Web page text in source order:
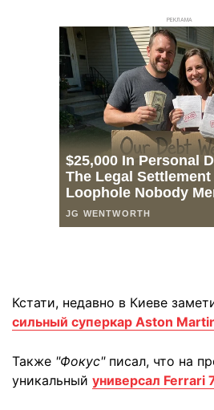
РЕКЛАМА
Кстати, недавно в Киеве
сильный суперкар Aston
Также "Фокус"писал, что на
уникальный универсал Ferrari